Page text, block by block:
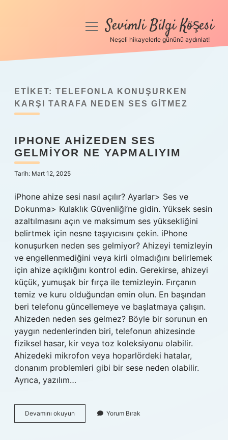
Anasayfa
Yasal Uyarı
menüyüSevimli Bilgi Köşesi
Neşeli hikayelerle gününü aydınlat!
ETIKET: TELEFONLA KONUŞURKEN
KARŞI TARAFA NEDEN SES GITMEZ
IPHONE AHIZEDEN SES
GELMIYOR NE YAPMALIYIM
Tarih: Mart 12, 2025
iPhone ahize sesi nasıl açılır? Ayarlar> Ses ve
Dokunma> Kulaklık Güvenliği’ne gidin. Yüksek sesin
azaltılmasını açın ve maksimum ses yüksekliğini
belirtmek için nesne taşıyıcısını çekin. iPhone
konuşurken neden ses gelmiyor? Ahizeyi temizleyin
ve engellenmediğini veya kirli olmadığını belirlemek
için ahize açıklığını kontrol edin. Gerekirse, ahizeyi
küçük, yumuşak bir fırça ile temizleyin. Fırçanın
temiz ve kuru olduğundan emin olun. En başından
beri telefonu güncellemeye ve başlatmaya çalışın.
Ahizeden neden ses gelmez? Böyle bir sorunun en
yaygın nedenlerinden biri, telefonun ahizesinde
fiziksel hasar, kir veya toz koleksiyonu olabilir.
Ahizedeki mikrofon veya hoparlördeki hatalar,
donanım problemleri gibi bir sese neden olabilir.
Ayrıca, yazılım…
Devamını okuyun
Ahizeden
Yorum Bırak